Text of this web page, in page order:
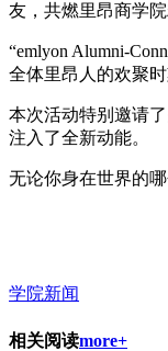
友，共燃里昂商学院
“emlyon Alumni-
全体里昂人的欢聚时
本次活动特别邀请
注入了全新动能。
无论你身在世界的
学院新闻
相关阅读more+